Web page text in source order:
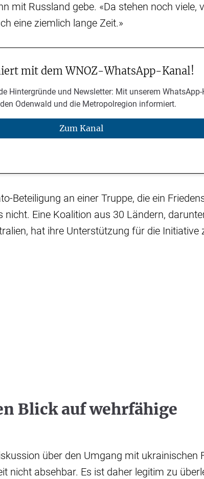
mit Russland gebe. «Da stehen noch viele,
eine ziemlich lange Zeit.»
mit dem WNOZ-WhatsApp-Kanal!
Hintergründe und Newsletter: Mit unserem
Odenwald und die Metropolregion informiert.
Zum Kanal
Beteiligung an einer Truppe, die ein
nicht. Eine Koalition aus 30 Ländern,
hat ihre Unterstützung für die Initiative
Blick auf wehrfähige
über den Umgang mit ukrainischen
nicht absehbar. Es ist daher legitim zu